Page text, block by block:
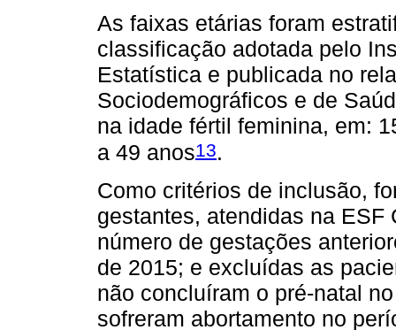
As faixas etárias foram
classificação adotada pelo
Estatística e publicada no
Sociodemográficos e de
na idade fértil feminina, em:
a 49 anos13.
Como critérios de inclusão,
gestantes, atendidas na ESF
número de gestações
de 2015; e excluídas as
não concluíram o pré-natal
sofreram abortamento no